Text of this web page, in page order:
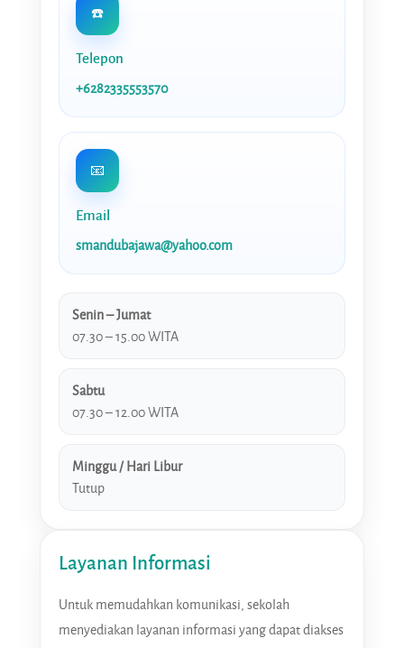
☎️
Telepon
+6282335553570
📧
Email
smandubajawa@yahoo.com
Senin – Jumat
07.30 – 15.00 WITA
Sabtu
07.30 – 12.00 WITA
Minggu / Hari Libur
Tutup
Layanan Informasi
Untuk memudahkan komunikasi, sekolah
menyediakan layanan informasi yang dapat diakses